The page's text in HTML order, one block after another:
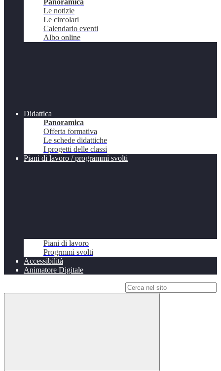
Panoramica
Le notizie
Le circolari
Calendario eventi
Albo online
Didattica
Panoramica
Offerta formativa
Le schede didattiche
I progetti delle classi
Piani di lavoro / programmi svolti
Piani di lavoro
Progrmmi svolti
Accessibilità
Animatore Digitale